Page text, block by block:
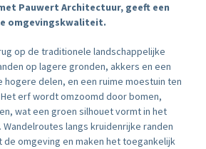
Pauwert Architectuur, geeft een
omgevingskwaliteit.
op de traditionele landschappelijke
op lagere gronden, akkers en een
delen, en een ruime moestuin ten
erf wordt omzoomd door bomen,
wat een groen silhouet vormt in het
Wandelroutes langs kruidenrijke randen
omgeving en maken het toegankelijk